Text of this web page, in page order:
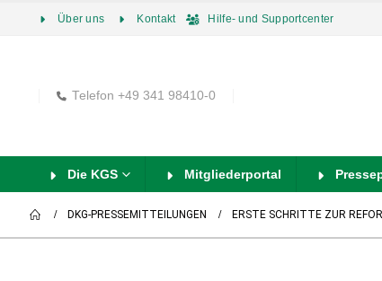
Über uns Kontakt Hilfe- und Supportcenter
Telefon +49 341 98410-0
Die KGS Mitgliederportal
DKG-PRESSEMITTEILUNGEN ERSTE SCHRITTE ZUR